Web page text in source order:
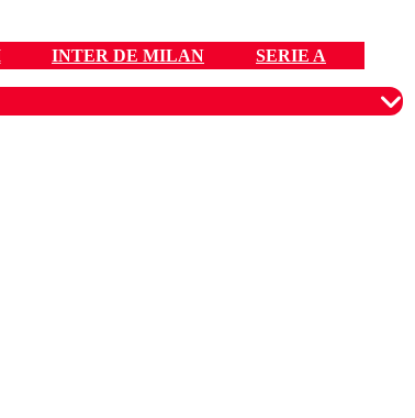
INTER DE MILAN SERIE A